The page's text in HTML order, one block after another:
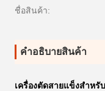
ชื่อสินค้า:
คําอธิบายสินค้า
เครื่องตัดสายแข็งสําหรั